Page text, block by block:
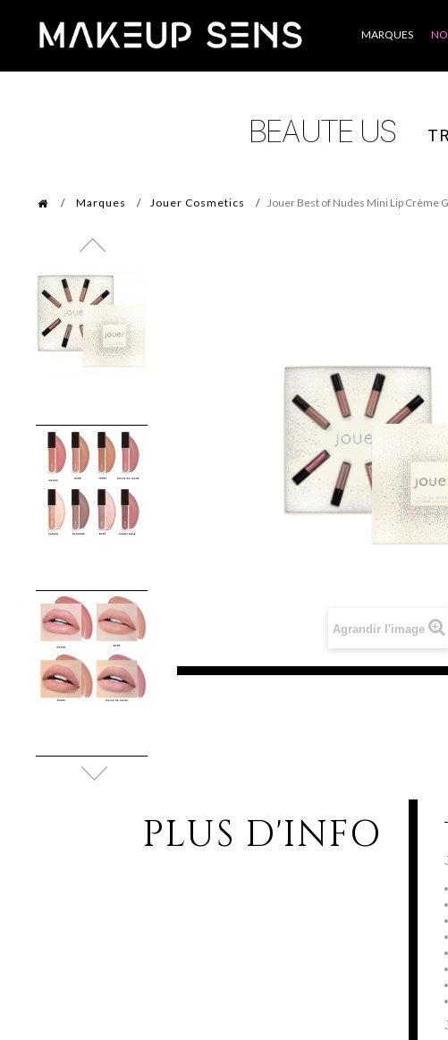
Catégories MARQUES
Marques Jouer Cosmetics Jouer Best of Nudes Mini Lip Crème
Agrandir l'image
PLUS D'INFO